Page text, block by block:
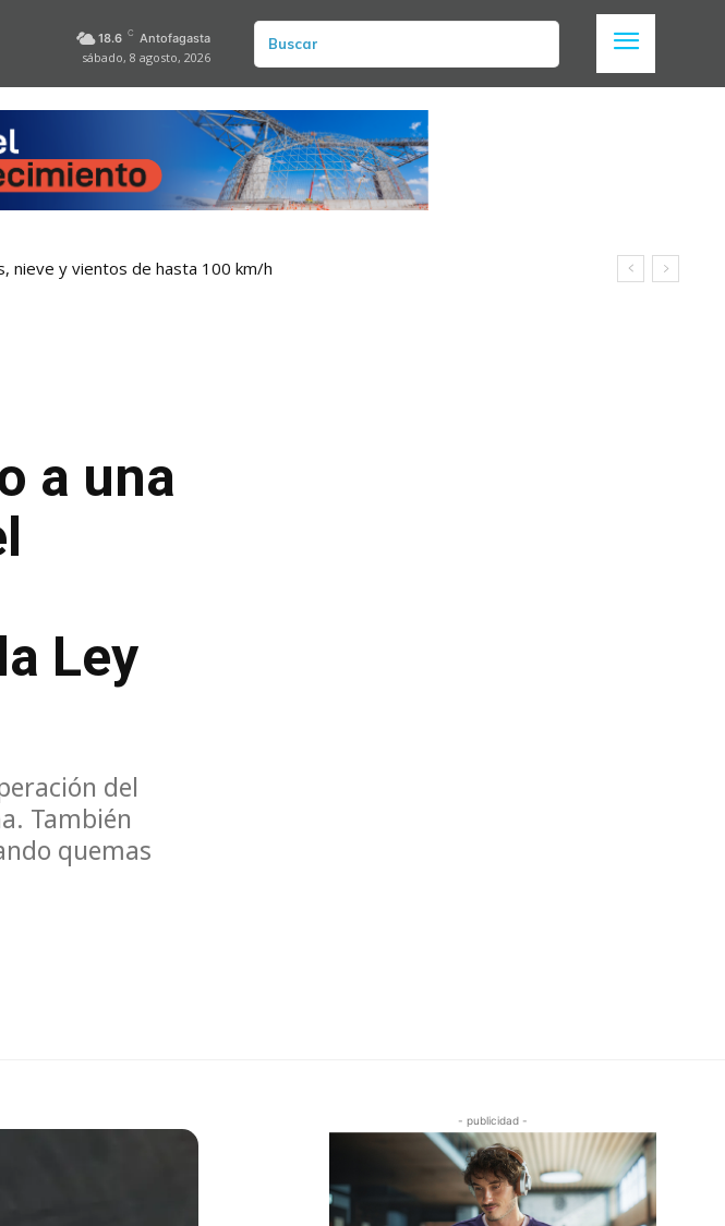
18.6 C Antofagasta
sábado, 8 agosto, 2026
Buscar
nieve y vientos de hasta 100 km/h
a una
Ley
del
También
quemas
- publicidad -